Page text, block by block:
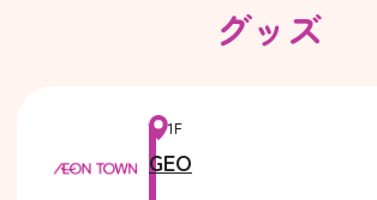
グッズ
1F
GEO